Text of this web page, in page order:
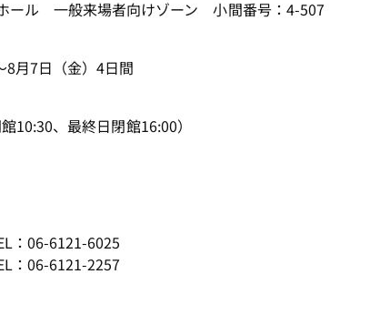
ール 一般来場者向けゾーン 小間番号：4-507
8月7日（金）4日間
、最終日閉館16:00）
06-6121-6025
2257